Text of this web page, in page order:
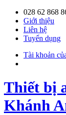
028 62 868
Giới thiệu
Liên hệ
Tuyển dụng
Tài khoản
Thiết bị
Khánh